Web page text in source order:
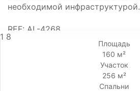
необходимой
REF: AL-4268
1 8
Площадь
160 м²
Участок
256 м²
Спальни